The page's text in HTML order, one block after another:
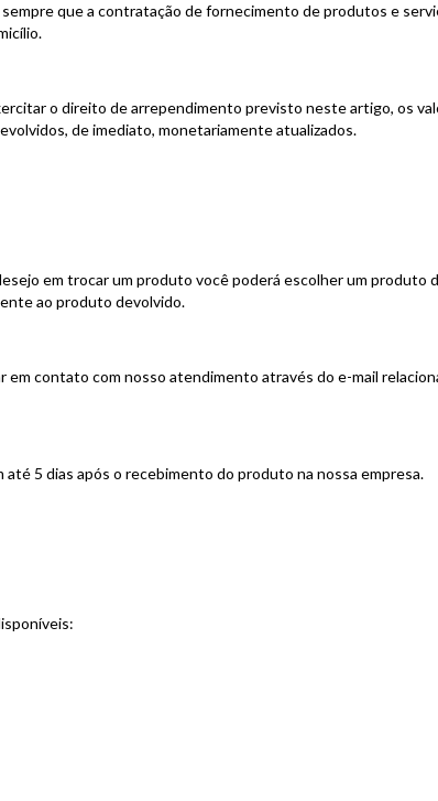
que a contratação de fornecimento de produtos e
o direito de arrependimento previsto neste artigo, os
de imediato, monetariamente atualizados.
em trocar um produto você poderá escolher um produto
ao produto devolvido.
em contato com nosso atendimento através do e-mail
5 dias após o recebimento do produto na nossa empresa.